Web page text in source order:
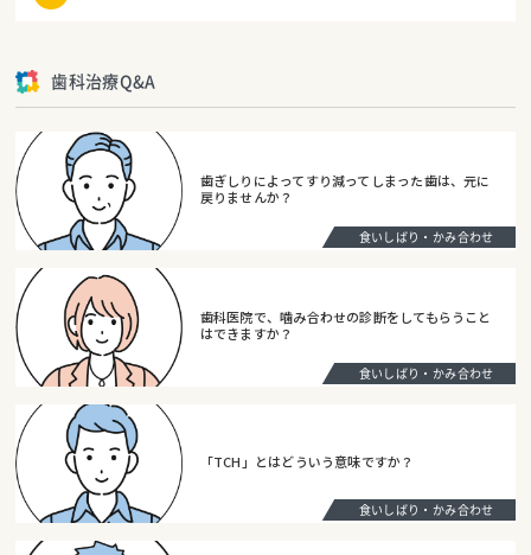
歯科治療Q&A
歯ぎしりによってすり減ってしまった歯は、元に
戻りませんか？
食いしばり・かみ合わせ
歯科医院で、噛み合わせの診断をしてもらうこと
はできますか？
食いしばり・かみ合わせ
「TCH」とはどういう意味ですか？
食いしばり・かみ合わせ